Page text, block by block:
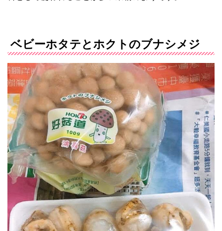
ベビーホタテとホクトのブナシメジ